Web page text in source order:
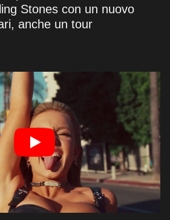
Stones con un nuovo
anche un tour